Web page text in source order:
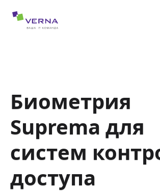
Биометрия
Suprema для
систем
доступа